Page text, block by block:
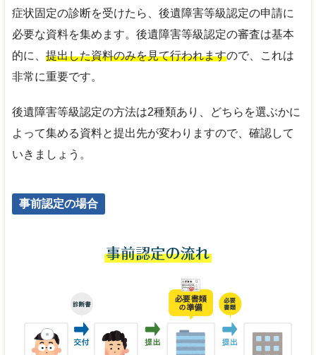
症状固定の診断を受けたら、後遺障害等級認定の申請に
必要な資料を集めます。後遺障害等級認定の審査は基本
的に、 提出した資料のみを見て行われますので、これは
非常に重要です。
後遺障害等級認定の方法は2種類あり、どちらを選ぶかに
よって集める資料と提出先が変わりますので、確認して
いきましょう。
事前認定の場合